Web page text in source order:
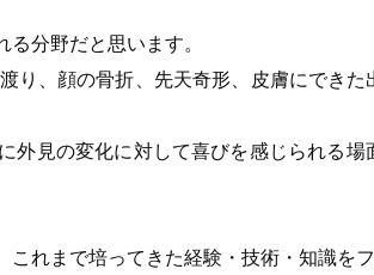
分野だと思います。
り、顔の骨折、先天奇形、皮膚にでき
外見の変化に対して喜びを感じられる
れまで培ってきた経験・技術・知識を